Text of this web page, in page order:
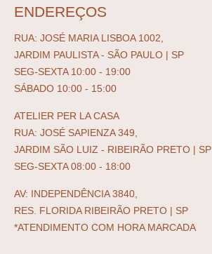
ENDEREÇOS
RUA: JOSÉ MARIA LISBOA 1002,
JARDIM PAULISTA - SÃO PAULO | SP
SEG-SEXTA 10:00 - 19:00
SÁBADO 10:00 - 15:00
ATELIER PER LA CASA
RUA: JOSÉ SAPIENZA 349,
JARDIM SÃO LUIZ - RIBEIRÃO PRETO | SP
SEG-SEXTA 08:00 - 18:00
AV: INDEPENDÊNCIA 3840,
RES. FLORIDA RIBEIRÃO PRETO | SP
*ATENDIMENTO COM HORA MARCADA